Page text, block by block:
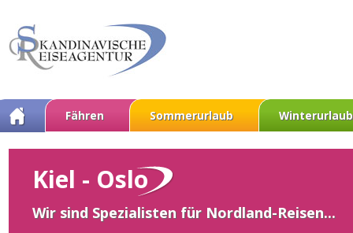
Fähren Sommerurlaub Winterurlaub
Kiel - Oslo
Wir sind Spezialisten für Nordland-Reisen...